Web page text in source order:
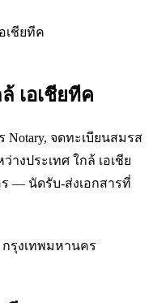
เชียทีค
เอเชียทีค
Notary, จดทะเบียนสมรส
างประเทศ ใกล้ เอเชีย
— นัดรับ-ส่งเอกสารที่
กรุงเทพมหานคร